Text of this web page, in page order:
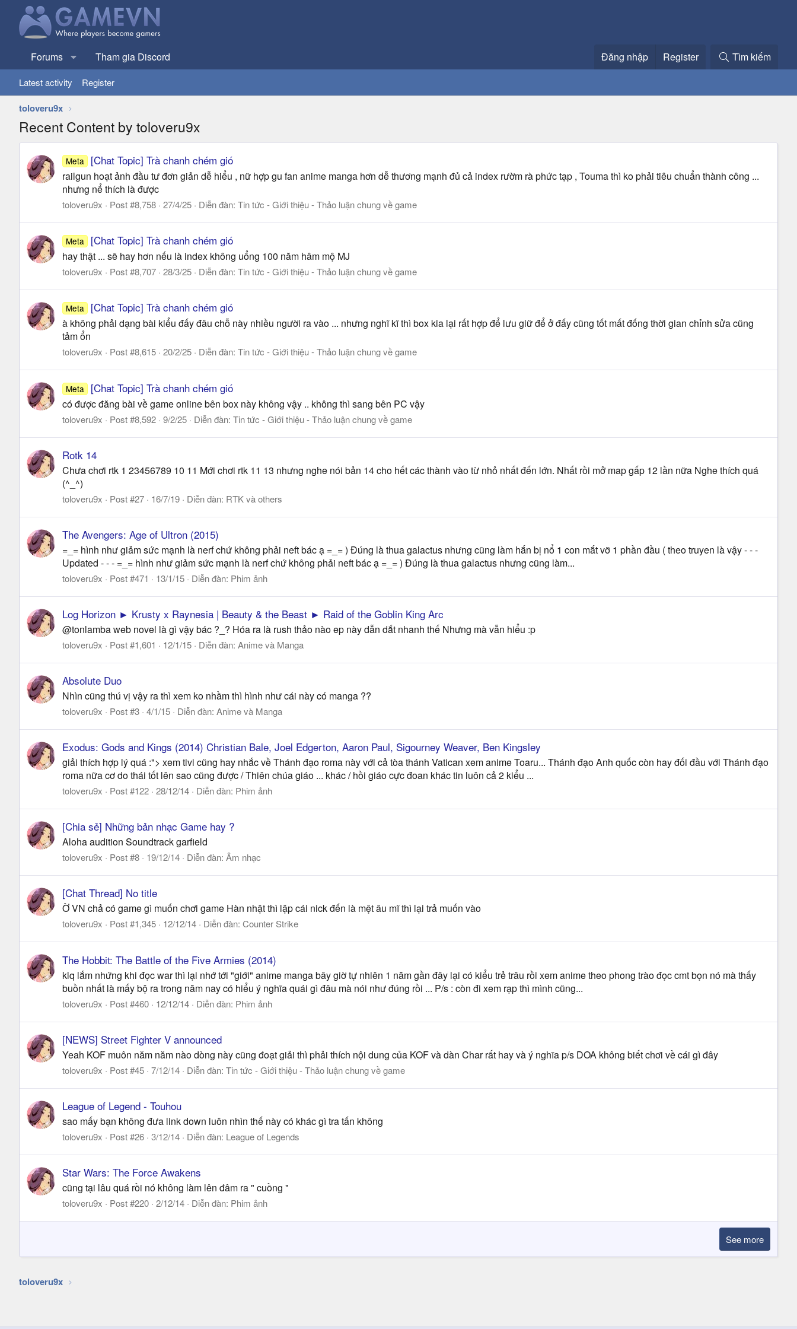
Forums Tham gia Discord Đăng nhập Register Tìm kiếm
Latest activity Register
toloveru9x
Recent Content by toloveru9x
Meta [Chat Topic] Trà chanh chém gió
railgun hoạt ảnh đầu tư đơn giản dễ hiểu , nữ hợp gu fan anime manga hơn dễ thương mạnh đủ cả index rườm rà phức tạp , Touma thì ko phải tiêu chuẩn thành công ...
nhưng nể thích là được
toloveru9x Post #8,758 27/4/25 Diễn đàn: Tin tức - Giới thiệu - Thảo luận chung về game
Meta [Chat Topic] Trà chanh chém gió
hay thật ... sẽ hay hơn nếu là index không uổng 100 năm hâm mộ MJ
toloveru9x Post #8,707 28/3/25 Diễn đàn: Tin tức - Giới thiệu - Thảo luận chung về game
Meta [Chat Topic] Trà chanh chém gió
à không phải dạng bài kiểu đấy đâu chỗ này nhiều người ra vào ... nhưng nghĩ kĩ thì box kia lại rất hợp để lưu giữ để ở đấy cũng tốt mất đống thời gian chỉnh sửa cũng
tảm ổn
toloveru9x Post #8,615 20/2/25 Diễn đàn: Tin tức - Giới thiệu - Thảo luận chung về game
Meta [Chat Topic] Trà chanh chém gió
có được đăng bài về game online bên box này không vậy .. không thì sang bên PC vậy
toloveru9x Post #8,592 9/2/25 Diễn đàn: Tin tức - Giới thiệu - Thảo luận chung về game
Rotk 14
Chưa chơi rtk 1 23456789 10 11 Mới chơi rtk 11 13 nhưng nghe nói bản 14 cho hết các thành vào từ nhỏ nhất đến lớn. Nhất rồi mở map gấp 12 lần nữa Nghe thích quá
(^_^)
toloveru9x Post #27 16/7/19 Diễn đàn: RTK và others
The Avengers: Age of Ultron (2015)
=_= hình như giảm sức mạnh là nerf chứ không phải neft bác ạ =_= ) Đúng là thua galactus nhưng cũng làm hắn bị nổ 1 con mắt vỡ 1 phần đầu ( theo truyen là vậy - - -
Updated - - - =_= hình như giảm sức mạnh là nerf chứ không phải neft bác ạ =_= ) Đúng là thua galactus nhưng cũng làm...
toloveru9x Post #471 13/1/15 Diễn đàn: Phim ảnh
Log Horizon ► Krusty x Raynesia | Beauty & the Beast ► Raid of the Goblin King Arc
@tonlamba web novel là gì vậy bác ?_? Hóa ra là rush thảo nào ep này dẫn dắt nhanh thế Nhưng mà vẫn hiểu :p
toloveru9x Post #1,601 12/1/15 Diễn đàn: Anime và Manga
Absolute Duo
Nhìn cũng thú vị vậy ra thì xem ko nhầm thì hình như cái này có manga ??
toloveru9x Post #3 4/1/15 Diễn đàn: Anime và Manga
Exodus: Gods and Kings (2014) Christian Bale, Joel Edgerton, Aaron Paul, Sigourney Weaver, Ben Kingsley
giải thích hợp lý quá :"> xem tivi cũng hay nhắc về Thánh đạo roma này với cả tòa thánh Vatican xem anime Toaru... Thánh đạo Anh quốc còn hay đối đầu với Thánh đạo
roma nữa cơ do thái tốt lên sao cũng được / Thiên chúa giáo ... khác / hồi giáo cực đoan khác tin luôn cả 2 kiểu ...
toloveru9x Post #122 28/12/14 Diễn đàn: Phim ảnh
[Chia sẻ] Những bản nhạc Game hay ?
Aloha audition Soundtrack garfield
toloveru9x Post #8 19/12/14 Diễn đàn: Âm nhạc
[Chat Thread] No title
Ờ VN chả có game gì muốn chơi game Hàn nhật thì lập cái nick đến là mệt âu mĩ thì lại trả muốn vào
toloveru9x Post #1,345 12/12/14 Diễn đàn: Counter Strike
The Hobbit: The Battle of the Five Armies (2014)
klq lắm nhứng khi đọc war thì lại nhớ tới "giới" anime manga bây giờ tự nhiên 1 năm gần đây lại có kiểu trẻ trâu rồi xem anime theo phong trào đọc cmt bọn nó mà thấy
buồn nhất là mấy bộ ra trong năm nay có hiểu ý nghĩa quái gì đâu mà nói như đúng rồi ... P/s : còn đi xem rạp thì mình cũng...
toloveru9x Post #460 12/12/14 Diễn đàn: Phim ảnh
[NEWS] Street Fighter V announced
Yeah KOF muôn năm năm nào dòng này cũng đoạt giải thì phải thích nội dung của KOF và dàn Char rất hay và ý nghĩa p/s DOA không biết chơi về cái gì đây
toloveru9x Post #45 7/12/14 Diễn đàn: Tin tức - Giới thiệu - Thảo luận chung về game
League of Legend - Touhou
sao mấy bạn không đưa link down luôn nhìn thế này có khác gì tra tấn không
toloveru9x Post #26 3/12/14 Diễn đàn: League of Legends
Star Wars: The Force Awakens
cũng tại lâu quá rồi nó không làm lên đâm ra " cuồng "
toloveru9x Post #220 2/12/14 Diễn đàn: Phim ảnh
See more
toloveru9x